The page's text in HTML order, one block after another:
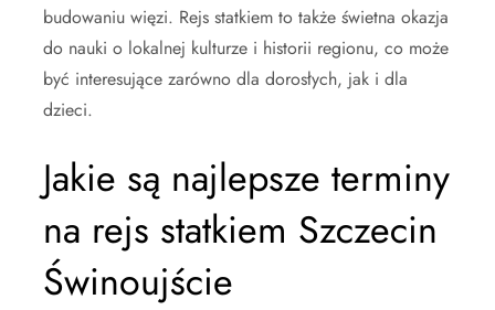
budowaniu więzi. Rejs statkiem to także świetna okazja
do nauki o lokalnej kulturze i historii regionu, co może
być interesujące zarówno dla dorosłych, jak i dla
dzieci.
Jakie są najlepsze terminy
na rejs statkiem Szczecin
Świnoujście